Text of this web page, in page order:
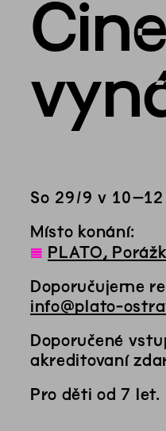
So 29/9 v 10–12
Místo konání:
◊ PLATO,
Doporučujeme
info@plato-
Doporučené
akreditovaní
Pro děti od 7 let.